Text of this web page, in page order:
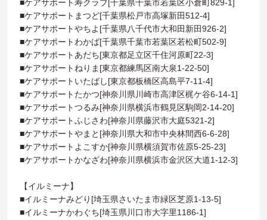
■ケアサポート寿クラブ[千葉県千葉市若葉区小倉町829-1]
■ケアサポートまつど[千葉県松戸市高塚新田512-4]
■ケアサポートやちよ[千葉県八千代市大和田新田926-2]
■ケアサポートわかば[千葉県千葉市若葉区若松町502-9]
■ケアサポートあだち[東京都足立区千住河原町22-3]
■ケアサポートねりま[東京都練馬区南大泉1-22-50]
■ケアサポートいたばし[東京都板橋区高島平7-11-4]
■ケアサポートたかつ[神奈川県川崎市高津区梶ケ谷6-14-1]
■ケアサポートつるみ[神奈川県横浜市鶴見区駒岡2-14-20]
■ケアサポートふじさわ[神奈川県藤沢市大庭5321-2]
■ケアサポートやまと[神奈川県大和市中央林間西6-6-28]
■ケアサポートよこすか[神奈川県横須賀市佐原5-25-23]
■ケアサポートかなざわ[神奈川県横浜市金沢区大道1-12-3]
【イルミーナ】
■イルミーナみどり[埼玉県さいたま市緑区芝原1-13-5]
■イルミーナかわぐち[埼玉県川口市大字里1186-1]